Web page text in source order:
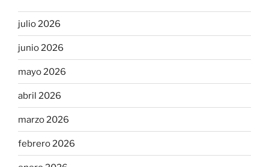
julio 2026
junio 2026
mayo 2026
abril 2026
marzo 2026
febrero 2026